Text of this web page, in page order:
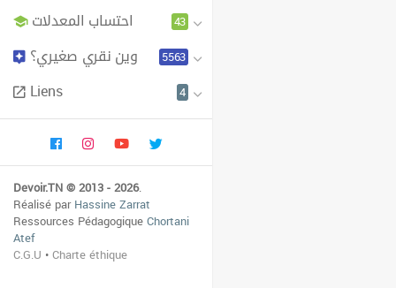
احتساب المعدلات 43
وين نقري صغيري؟ 5563
Liens 4
Devoir.TN © 2013 - 2026.
Réalisé parHassine Zarrat
Ressources PédagogiqueChortani
Atef
C.G.U •Charte éthique